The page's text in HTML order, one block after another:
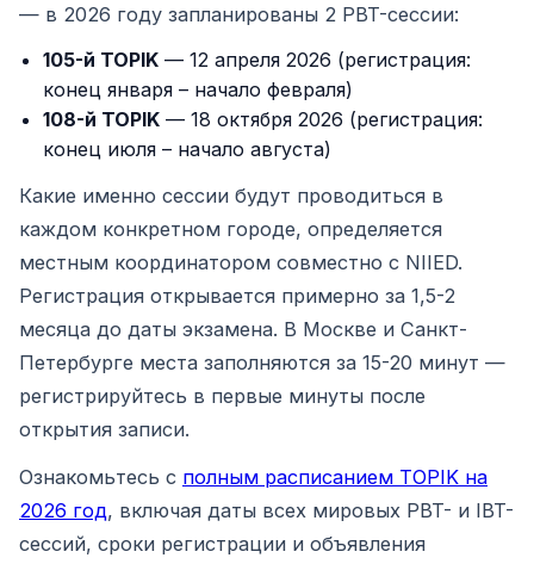
— в 2026 году запланированы 2 PBT-сессии:
105-й TOPIK — 12 апреля 2026 (регистрация:
конец января – начало февраля)
108-й TOPIK — 18 октября 2026 (регистрация:
конец июля – начало августа)
Какие именно сессии будут проводиться в
каждом конкретном городе, определяется
местным координатором совместно с NIIED.
Регистрация открывается примерно за 1,5-2
месяца до даты экзамена. В Москве и Санкт-
Петербурге места заполняются за 15-20 минут —
регистрируйтесь в первые минуты после
открытия записи.
Ознакомьтесь с полным расписанием TOPIK на
2026 год, включая даты всех мировых PBT- и IBT-
сессий, сроки регистрации и объявления